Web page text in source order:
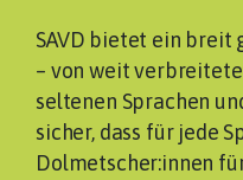
SAVD bietet ein
– von weit
seltenen Sprachen
sicher, dass für jede
Dolmetscher:innen